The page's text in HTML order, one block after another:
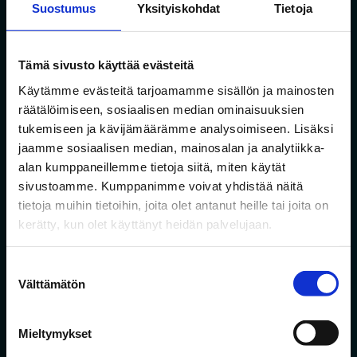
Suostumus Yksityiskohdat Tietoja
Tämä sivusto käyttää evästeitä
Käytämme evästeitä tarjoamamme sisällön ja mainosten
räätälöimiseen, sosiaalisen median ominaisuuksien
tukemiseen ja kävijämäärämme analysoimiseen. Lisäksi
jaamme sosiaalisen median, mainosalan ja analytiikka-
alan kumppaneillemme tietoja siitä, miten käytät
sivustoamme. Kumppanimme voivat yhdistää näitä
tietoja muihin tietoihin, joita olet antanut heille tai joita on
kerätty, kun olet käyttänyt heidän palvelujaan.
valinta
Välttämätön
Mieltymykset
Sähköposti
Suostumus*
Hyväksyn tietosuojaselosteen
mukaisen
tietojeni käytön.
Liity rinkiin!